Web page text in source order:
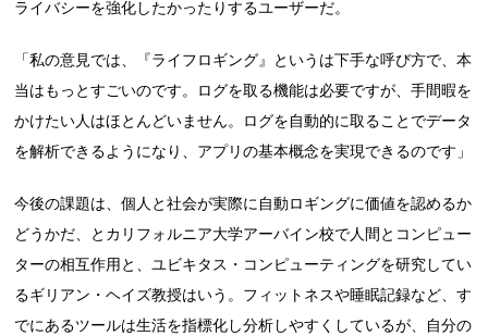
ライバシーを強化したかったりするユーザーだ。
「私の意見では、『ライフロギング』というは下手な呼び方で、本
当はもっとすごいのです。ログを取る機能は必要ですが、手間暇を
かけたい人はほとんどいません。ログを自動的に取ることでデータ
を解析できるようになり、アプリの基本概念を実現できるのです」
今後の課題は、個人と社会が実際に自動ロギングに価値を認めるか
どうかだ、とカリフォルニア大学アーバイン校で人間とコンピュー
ターの相互作用と、ユビキタス・コンピューティングを研究してい
るギリアン・ヘイズ教授はいう。フィットネスや睡眠記録など、す
でにあるツールは生活を指標化し分析しやすくしているが、自分の